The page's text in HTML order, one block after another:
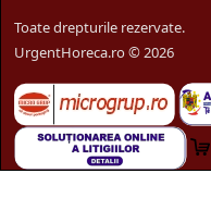
Toate drepturile rezervate.
UrgentHoreca.ro © 2026